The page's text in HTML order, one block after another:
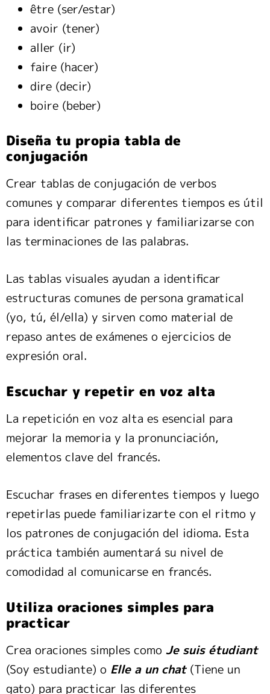
être (ser/estar)
avoir (tener)
aller (ir)
faire (hacer)
dire (decir)
boire (beber)
Diseña tu propia tabla de
conjugación
Crear tablas de conjugación de verbos
comunes y comparar diferentes tiempos es útil
para identificar patrones y familiarizarse con
las terminaciones de las palabras.
Las tablas visuales ayudan a identificar
estructuras comunes de persona gramatical
(yo, tú, él/ella) y sirven como material de
repaso antes de exámenes o ejercicios de
expresión oral.
Escuchar y repetir en voz alta
La repetición en voz alta es esencial para
mejorar la memoria y la pronunciación,
elementos clave del francés.
Escuchar frases en diferentes tiempos y luego
repetirlas puede familiarizarte con el ritmo y
los patrones de conjugación del idioma. Esta
práctica también aumentará su nivel de
comodidad al comunicarse en francés.
Utiliza oraciones simples para
practicar
Crea oraciones simples como Je suis étudiant
(Soy estudiante) o Elle a un chat(Tiene un
gato) para practicar las diferentes